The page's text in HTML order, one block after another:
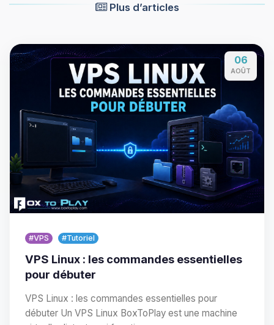
Plus d’articles
06
AOÛT
#VPS #Tutoriel
VPS Linux : les commandes essentielles
pour débuter
VPS Linux : les commandes essentielles pour
débuter Un VPS Linux BoxToPlay est une machine